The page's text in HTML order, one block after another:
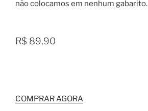
não colocamos em nenhum gabarito.
R$ 89,90
COMPRAR AGORA